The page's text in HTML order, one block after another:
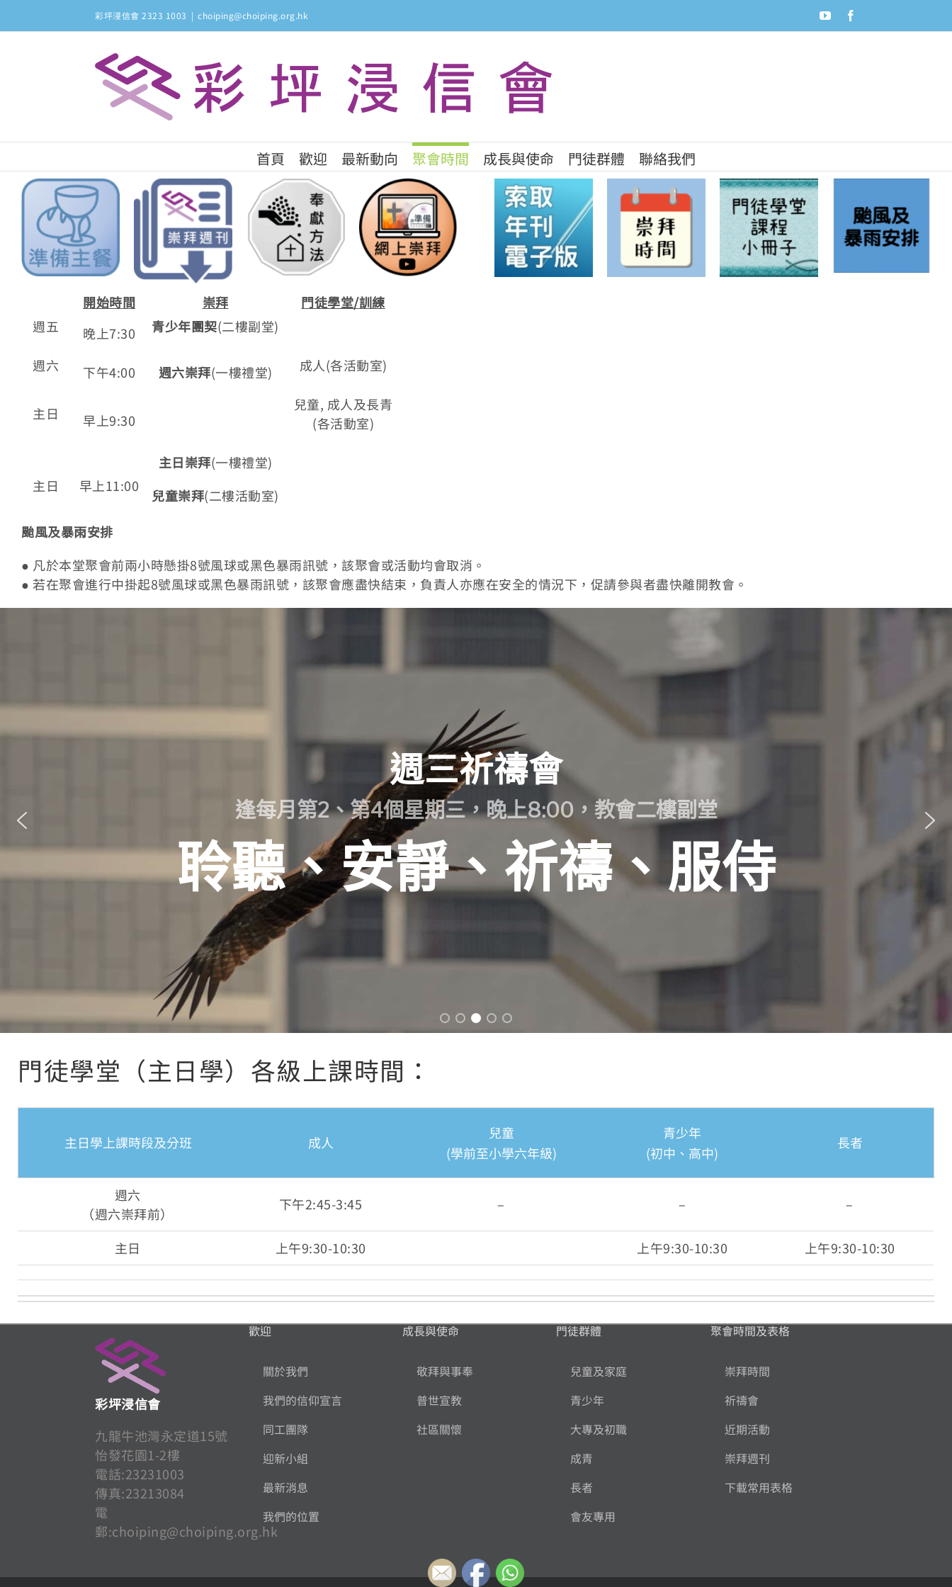
to
彩坪浸信會 2323 1003 | choiping@choiping.org.hk youtube
首頁 歡迎 最新動向 聚會時間 成長與使命 門徒群體 聯絡我們
開始時間 崇拜 門徒學堂/訓練
週五
晚上7:30 青少年團契(二樓副堂)
週六 下午4:00 週六崇拜(一樓禮堂) 成人(各活動室)
主日 早上9:30
兒童, 成人及長青
(各活動室)
主日 早上11:00
主日崇拜(一樓禮堂)
兒童崇拜(二樓活動室)
颱風及暴雨安排
● 凡於本堂聚會前兩小時懸掛8號風球或黑色暴雨訊號，該聚會或活動均會取消。
● 若在聚會進行中掛起8號風球或黑色暴雨訊號，該聚會應盡快結束，負責人亦應在安全的情況下，促請參與者盡快離開教會。
週三祈禱會
逢每月第2、第4個星期三，晚上8:00，教會二樓副堂
聆聽、安靜、祈禱、服侍
門徒學堂（主日學）各級上課時間：
主日學上課時段及分班 成人
兒童
(學前至小學六年級)
青少年
(初中、高中)
長者
週六
（週六崇拜前）
下午2:45-3:45 – – –
主日 上午9:30-10:30 上午9:30-10:30 上午9:30-10:30
彩坪浸信會
九龍牛池灣永定道15號
怡發花園1-2樓
電話:23231003
傳真:23213084
電
郵:choiping@choiping.org.hk
歡迎
關於我們
我們的信仰宣言
同工團隊
迎新小組
最新消息
我們的位置
成長與使命
敬拜與事奉
普世宣教
社區關懷
門徒群體
兒童及家庭
青少年
大專及初職
成青
長者
會友專用
聚會時間及表格
崇拜時間
祈禱會
近期活動
崇拜週刊
下載常用表格